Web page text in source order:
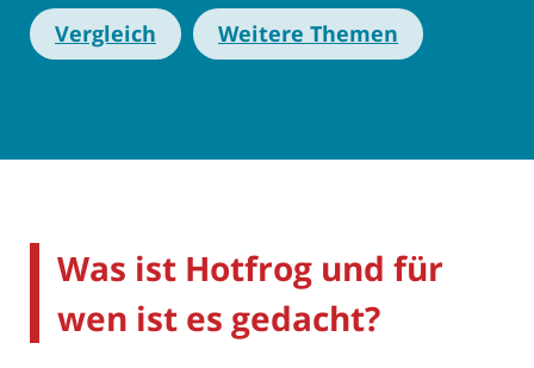
Vergleich Weitere Themen
Was ist Hotfrog und für
wen ist es gedacht?